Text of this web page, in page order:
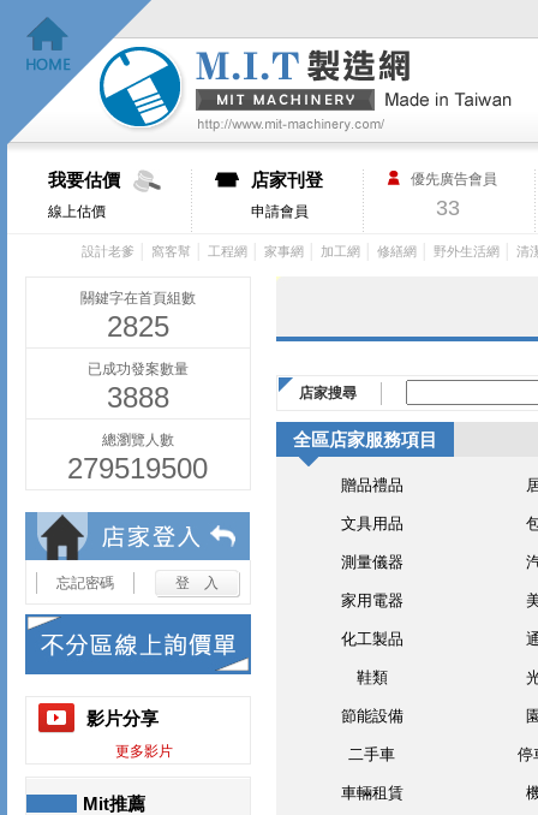
我要估價
線上估價
店家刊登
申請會員
優先廣告會員
33
設計老爹 窩客幫 工程網 家事網 加工網 修繕網 野外生活網 清
關鍵字在首頁組數
2825
已成功發案數量
3888
總瀏覽人數
279519500
忘記密碼
影片分享
更多影片
Mit推薦
店家搜尋
全區店家服務項目
贈品禮品
文具用品
測量儀器
家用電器
化工製品
鞋類
節能設備
二手車 停
車輛租賃